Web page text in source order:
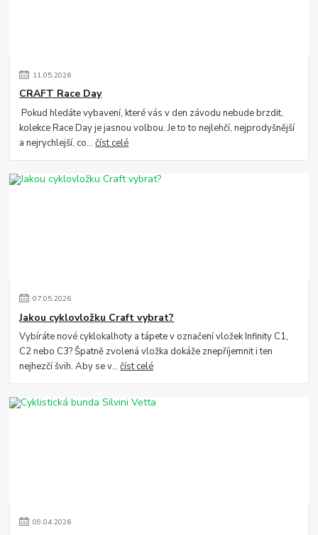
11.05.2026
CRAFT Race Day
Pokud hledáte vybavení, které vás v den závodu nebude brzdit,
kolekce Race Day je jasnou volbou. Je to to nejlehčí, nejprodyšnější
a nejrychlejší, co...číst celé
07.05.2026
Jakou cyklovložku Craft vybrat?
Vybíráte nové cyklokalhoty a tápete v označení vložek Infinity C1,
C2 nebo C3? Špatně zvolená vložka dokáže znepříjemnit i ten
nejhezčí švih. Aby se v...číst celé
09.04.2026